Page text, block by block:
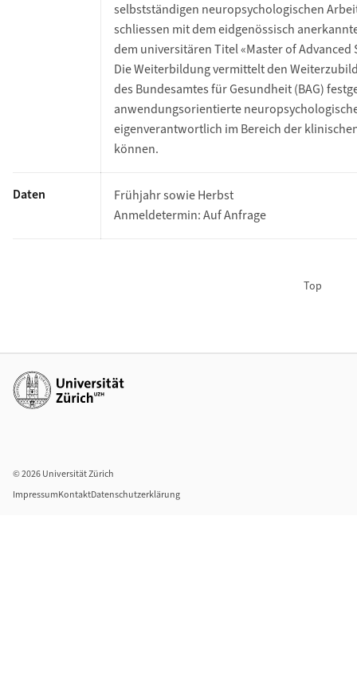
selbstständigen neuropsychologischen
schliessen mit dem eidgenössisch
dem universitären Titel «Master of
Die Weiterbildung vermittelt den
des Bundesamtes für Gesundheit (BAG)
anwendungsorientierte
eigenverantwortlich im Bereich der
können.
Daten
Frühjahr sowie Herbst
Anmeldetermin: Auf Anfrage
Top
Weiterführende Links
© 2026 Universität Zürich
ImpressumKontaktDatenschutzerklärung